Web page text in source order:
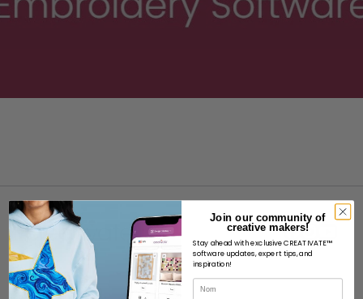
À PROPOS
Join our community of
creative makers!
Stay ahead with exclusive CREATIVATE™
software updates, expert tips, and
inspiration!
Nom